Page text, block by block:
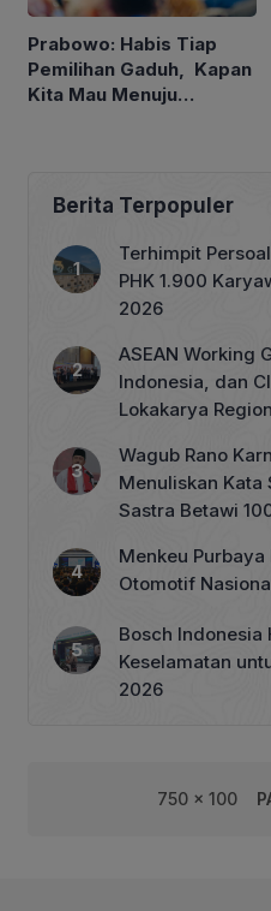
Prabowo: Habis Tiap
Pemilihan Gaduh, Kapan
Kita Mau Menuju
Berita Terpopuler
Terhimpit
PHK 1.900
2026
ASEAN Working
Indonesia, dan
Lokakarya
Wagub Rano
Menuliskan Kata
Sastra Betawi
Menkeu
Otomotif
Bosch Indonesia
Keselamatan
2026
750 x 100